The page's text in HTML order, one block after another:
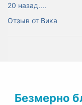
20 назад....
Отзыв от Вика
Безмерно